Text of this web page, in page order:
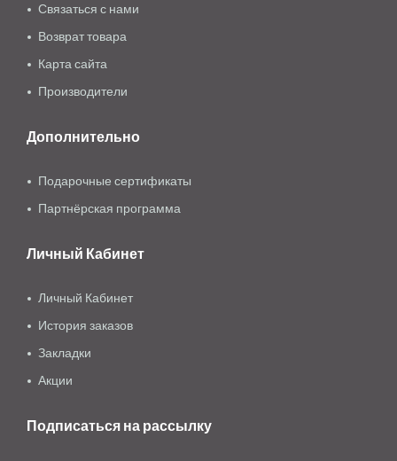
Связаться с нами
Возврат товара
Карта сайта
Производители
Дополнительно
Подарочные сертификаты
Партнёрская программа
Личный Кабинет
Личный Кабинет
История заказов
Закладки
Акции
Подписаться на рассылку